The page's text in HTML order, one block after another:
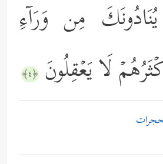
مِن وَرَاۤءِ
لَا یَعۡقِلُونَ ﴿٤﴾